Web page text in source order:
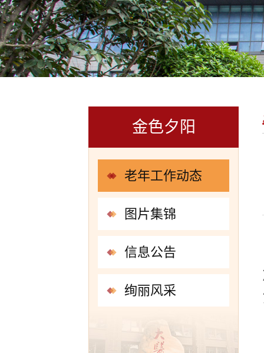
金色夕阳
老年工作动态
图片集锦
信息公告
绚丽风采